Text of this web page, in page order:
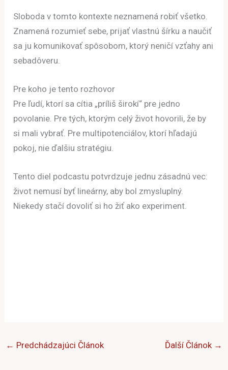
Sloboda v tomto kontexte neznamená robiť všetko.
Znamená rozumieť sebe, prijať vlastnú šírku a naučiť
sa ju komunikovať spôsobom, ktorý neničí vzťahy ani
sebadôveru.
Pre koho je tento rozhovor
Pre ľudí, ktorí sa cítia „príliš širokí“ pre jedno
povolanie. Pre tých, ktorým celý život hovorili, že by
si mali vybrať. Pre multipotenciálov, ktorí hľadajú
pokoj, nie ďalšiu stratégiu.
Tento diel podcastu potvrdzuje jednu zásadnú vec:
život nemusí byť lineárny, aby bol zmysluplný.
Niekedy stačí dovoliť si ho žiť ako experiment.
← Predchádzajúci Článok Ďalší Článok →